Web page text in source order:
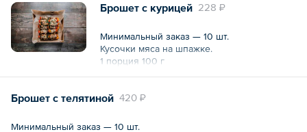
228 ₽
Брошет с курицей
Минимальный заказ — 10 шт.
Кусочки мяса на шпажке.
1 порция 100 г
420 ₽
Брошет с телятиной
Минимальный заказ — 10 шт.